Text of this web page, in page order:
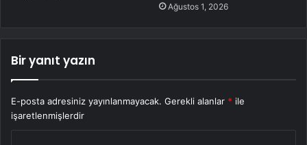
Ağustos 1, 2026
Bir yanıt yazın
E-posta adresiniz yayınlanmayacak. Gerekli alanlar * ile
işaretlenmişlerdir